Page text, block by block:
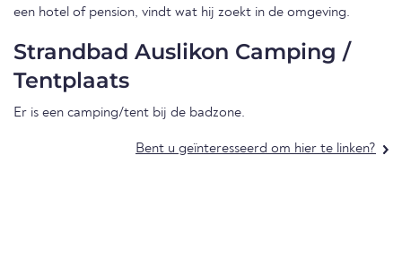
een hotel of pension, vindt wat hij zoekt in de omgeving.
Strandbad Auslikon Camping /
Tentplaats
Er is een camping/tent bij de badzone.
Bent u geïnteresseerd om hier te linken?